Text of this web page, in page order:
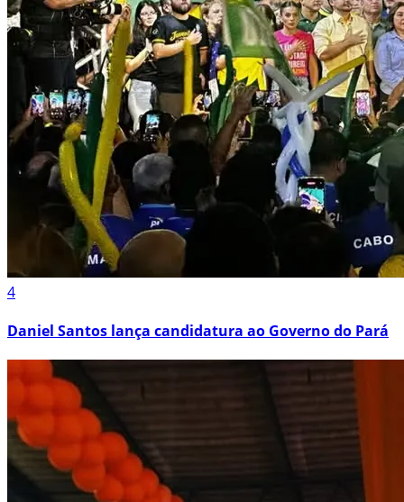
4
Daniel Santos lança candidatura ao Governo do Pará